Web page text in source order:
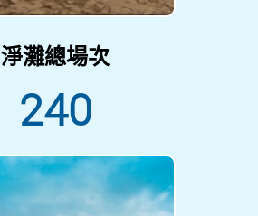
淨灘總場次
240